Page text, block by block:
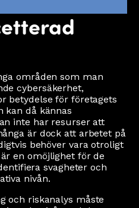
områden som man
cybersäkerhet,
betydelse för företagets
kan då kännas
inte har resurser att
är dock att arbetet på
behöver vara otroligt
en omöjlighet för de
svagheter och
nivån.
och riskanalys måste